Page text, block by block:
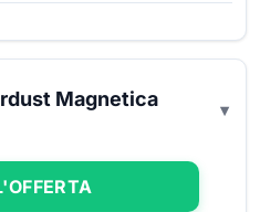
Magnetica